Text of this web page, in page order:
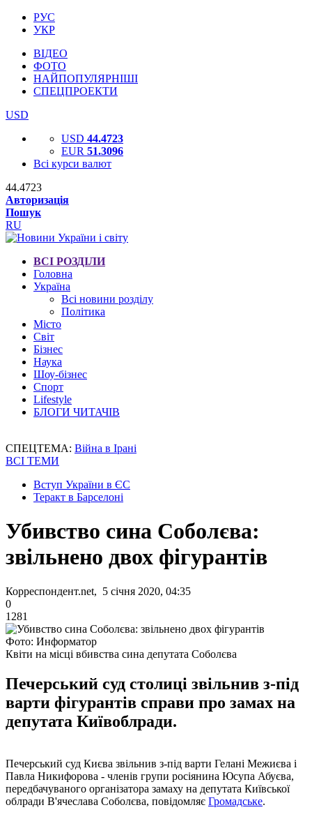
РУС
УКР
ВІДЕО
ФОТО
НАЙПОПУЛЯРНІШІ
СПЕЦПРОЕКТИ
USD
USD 44.4723
EUR 51.3096
Всі курси валют
44.4723
Авторизація
Пошук
RU
ВСІ РОЗДІЛИ
Головна
Україна
Всі новини розділу
Політика
Місто
Світ
Бізнес
Наука
Шоу-бізнес
Спорт
Lifestyle
БЛОГИ ЧИТАЧІВ
СПЕЦТЕМА: Війна в Ірані
ВСІ ТЕМИ
Вступ України в ЄС
Теракт в Барселоні
Убивство сина Соболєва:
звільнено двох фігурантів
Корреспондент.net, 5 січня 2020, 04:35
0
1281
Фото: Информатор
Квіти на місці вбивства сина депутата Соболєва
Печерський суд столиці звільнив з-під
варти фігурантів справи про замах на
депутата Київоблради.
Печерський суд Києва звільнив з-під варти Гелані Межиєва і
Павла Никифорова - членів групи росіянина Юсупа Абуєва,
передбачуваного організатора замаху на депутата Київської
облради В'ячеслава Соболєва, повідомляє Громадське.